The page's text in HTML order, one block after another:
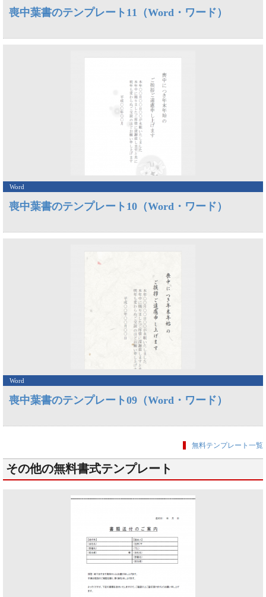
喪中葉書のテンプレート11（Word・ワード）
Word
喪中葉書のテンプレート10（Word・ワード）
Word
喪中葉書のテンプレート09（Word・ワード）
無料テンプレート一覧
その他の無料書式テンプレート